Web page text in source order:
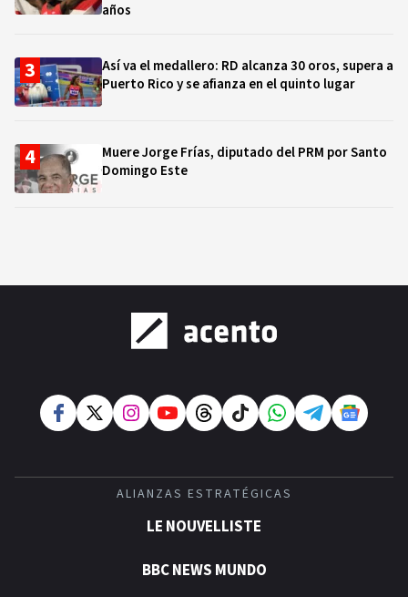
años
Así va el medallero: RD alcanza 30 oros, supera a
Puerto Rico y se afianza en el quinto lugar
Muere Jorge Frías, diputado del PRM por Santo
Domingo Este
ALIANZAS ESTRATÉGICAS
LE NOUVELLISTE
BBC NEWS MUNDO